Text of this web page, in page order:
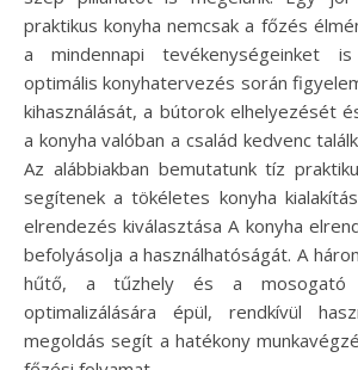
praktikus konyha nemcsak a főzés
a mindennapi tevékenységeinket
optimális konyhatervezés során
kihasználását, a bútorok elhelyezését
a konyha valóban a család kedvenc
Az alábbiakban bemutatunk tíz
segítenek a tökéletes konyha
elrendezés kiválasztása A konyha
befolyásolja a használhatóságát. A
hűtő, a tűzhely és a mosogató
optimalizálására épül, rendkívül
megoldás segít a hatékony